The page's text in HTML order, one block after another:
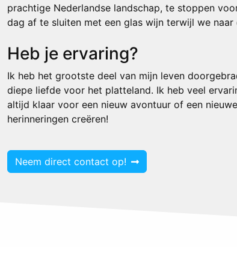
prachtige Nederlandse landschap, te stoppen
dag af te sluiten met een glas wijn terwijl we
Heb je ervaring?
Ik heb het grootste deel van mijn leven
diepe liefde voor het platteland. Ik heb veel
altijd klaar voor een nieuw avontuur of een
herinneringen creëren!
Neem direct contact op!